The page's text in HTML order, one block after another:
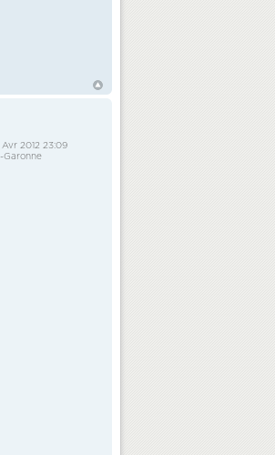
Avr 2012 23:09
Garonne